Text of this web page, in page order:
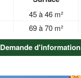
45 à 46 m²
69 à 70 m²
Demande d'information